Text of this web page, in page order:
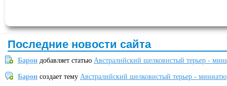
Последние новости сайта
Барон добавляет статью Австралийский шелковистый терьер -
Барон создает тему Австралийский шелковистый терьер -